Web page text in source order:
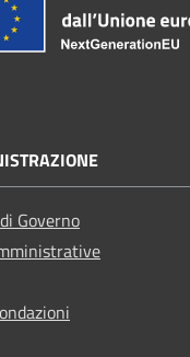
Governo